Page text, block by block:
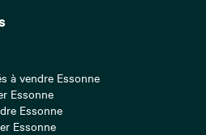
à vendre Essonne
Essonne
Essonne
Essonne